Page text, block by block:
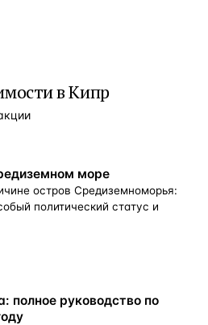
центра Лимассола 60 км
Ларнаки 60 км до гольф
в Кипр
море
остров Средиземноморья:
политический статус и
полное руководство по